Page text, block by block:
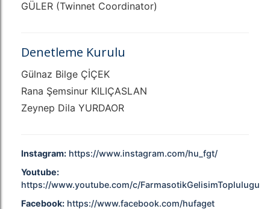
GÜLER (Twinnet Coordinator)
Denetleme Kurulu
Gülnaz Bilge ÇİÇEK
Rana Şemsinur KILIÇASLAN
Zeynep Dila YURDAOR
Instagram: https://www.instagram.com/hu_fgt/
Youtube:
https://www.youtube.com/c/FarmasotikGelisimToplulugu
Facebook: https://www.facebook.com/hufaget